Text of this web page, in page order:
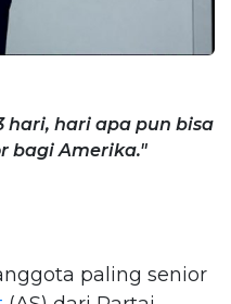
hari, hari apa pun bisa
bagi Amerika."
paling senior